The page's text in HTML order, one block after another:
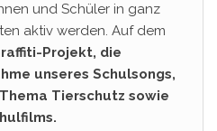
und Schüler in ganz
aktiv werden. Auf dem
Projekt, die
unseres Schulsongs,
Tierschutz sowie